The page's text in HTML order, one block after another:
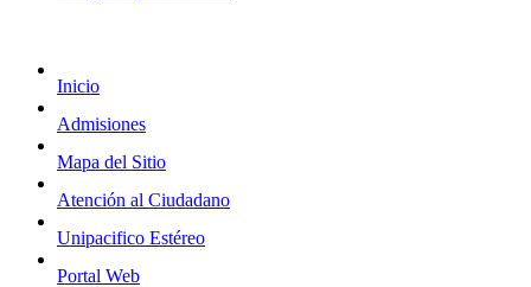
Inicio
Admisiones
Mapa del Sitio
Atención al Ciudadano
Unipacifico Estéreo
Portal Web